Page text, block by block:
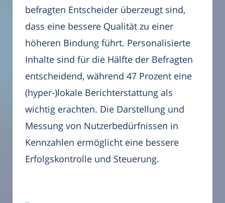
befragten Entscheider überzeugt sind,
dass eine bessere Qualität zu einer
höheren Bindung führt. Personalisierte
Inhalte sind für die Hälfte der Befragten
entscheidend, während 47 Prozent eine
(hyper-)lokale Berichterstattung als
wichtig erachten. Die Darstellung und
Messung von Nutzerbedürfnissen in
Kennzahlen ermöglicht eine bessere
Erfolgskontrolle und Steuerung.